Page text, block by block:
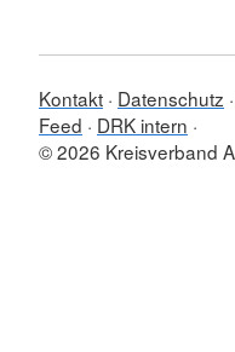
Kontakt Datenschutz
Feed
DRK intern
© 2026 Kreisverband